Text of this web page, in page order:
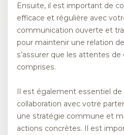
Ensuite, il est important de
efficace et régulière avec
communication ouverte et
pour maintenir une relation
s’assurer que les attentes
comprises.
Il est également essentiel de
collaboration avec votre
une stratégie commune et
actions concrètes. Il est